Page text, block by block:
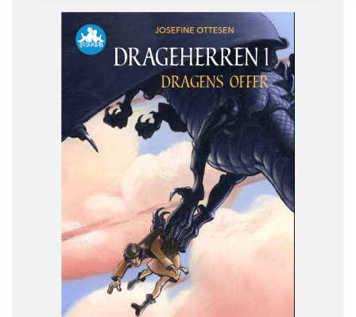
4. klasse 5. klasse 6. klasse
Flergangsbog
9788723540096